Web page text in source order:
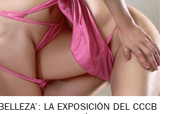
LA EXPOSICIÓN DEL CCCB